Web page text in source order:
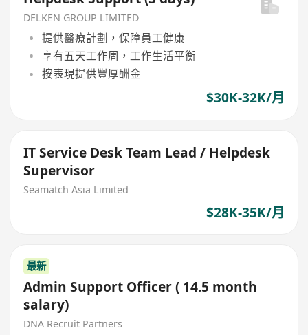
DELKEN GROUP LIMITED
提供醫療計劃，保障員工健康
享有五天工作周，工作生活平衡
按表現提供豐厚酬金
$30K-32K/月
IT Service Desk Team Lead / Helpdesk
Supervisor
Seamatch Asia Limited
$28K-35K/月
最新
Admin Support Officer ( 14.5 month
salary)
DNA Recruit Partners